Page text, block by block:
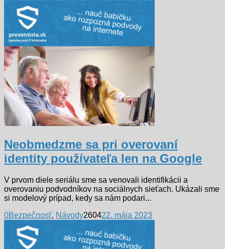
Neobmedzme sa pri overovaní
identity používateľa len na Google
V prvom diele seriálu sme sa venovali identifikácii a
overovaniu podvodníkov na sociálnych sieťach. Ukázali sme
si modelový prípad, kedy sa nám podari...
0Bezpečnosť, Návody260422. mája 2023